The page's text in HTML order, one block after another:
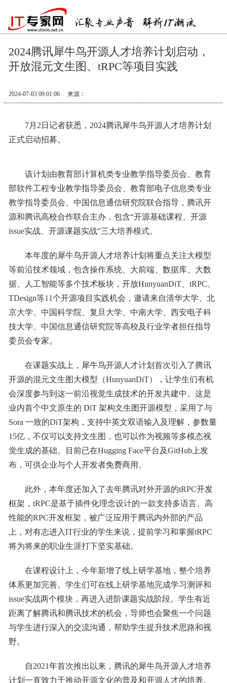
2024腾讯犀牛鸟开源人才培养计划启动，
开放混元文生图、tRPC等项目实践
2024-07-03 09:01:06 来源：
7月2日记者获悉，2024腾讯犀牛鸟开源人才培养计划
正式启动招募。
该计划由教育部计算机类专业教学指导委员会、教育
部软件工程专业教学指导委员会、教育部电子信息类专业
教学指导委员会、中国信息通信研究院联合指导，腾讯开
源和腾讯高校合作联合主办，包含“开源基础课程、开源
issue实战、开源课题实战”三大培养模式。
本年度的犀牛鸟开源人才培养计划将重点关注大模型
等前沿技术领域，包含操作系统、大前端、数据库、大数
据、人工智能等多个技术板块，开放HunyuanDiT、tRPC、
TDesign等11个开源项目实践机会，邀请来自清华大学、北
京大学、中国科学院、复旦大学、中南大学、西安电子科
技大学、中国信息通信研究院等高校及行业学者担任指导
委员会专家。
在课题实战上，犀牛鸟开源人才计划首次引入了腾讯
开源的混元文生图大模型（HunyuanDiT），让学生们有机
会深度参与到这一前沿视觉生成技术的开发共建中。这是
业内首个中文原生的 DiT 架构文生图开源模型，采用了与
Sora 一致的DiT架构，支持中英文双语输入及理解，参数量
15亿，不仅可以支持文生图，也可以作为视频等多模态视
觉生成的基础。目前已在Hugging Face平台及GitHub上发
布，可供企业与个人开发者免费商用。
此外，本年度还加入了去年腾讯对外开源的tRPC开发
框架，tRPC是基于插件化理念设计的一款支持多语言、高
性能的RPC开发框架，被广泛应用于腾讯内外部的产品
上，对有志进入IT行业的学生来说，提前学习和掌握tRPC
将为将来的职业生涯打下坚实基础。
在课程设计上，今年新增了线上研学基地，整个培养
体系更加完善。学生们可在线上研学基地完成学习测评和
issue实战两个模块，再进入进阶课题实战阶段。学生有近
距离了解腾讯和腾讯技术的机会，导师也会聚焦一个问题
与学生进行深入的交流沟通，帮助学生提升技术思路和视
野。
自2021年首次推出以来，腾讯的犀牛鸟开源人才培养
计划一直致力于推动开源文化的普及和开源人才的培养。